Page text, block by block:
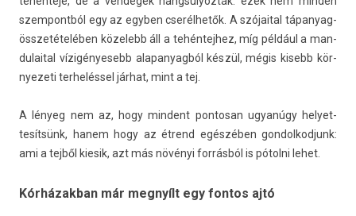
szem­pontból egy az egyb­en cserélhetők. A szójait­al tápanyag-
összetételében közelebb áll a tehén­tejhez, míg például a man­
dulait­al vízigényesebb al­apanyag­ból készül, mégis kisebb kör­
nyezeti ter­helés­sel járhat, mint a tej.
A lényeg nem az, hogy min­dent pon­tosan ugyanúgy helyet­
tesít­sünk, hanem hogy az étrend egészében gon­dolkod­junk:
ami a tejből kiesik, azt más növényi forrásból is pótolni lehet.
Kórházakban már megnyílt egy fontos ajtó